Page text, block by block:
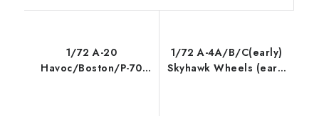
1/72 A-20
Havoc/Boston/P-70
1/72 A-4A/B/C(early)
Skyhawk Wheels (early